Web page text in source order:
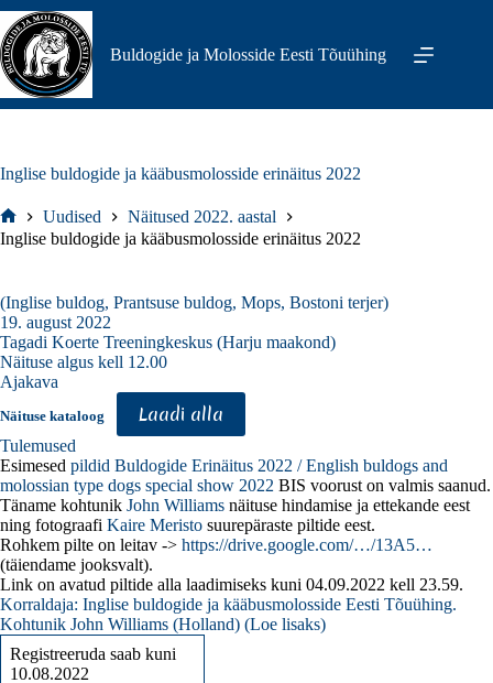
Skip
to
content
Buldogide ja Molosside Eesti Tõuühing
Inglise buldogide ja kääbusmolosside erinäitus 2022
Home
Uudised
Näitused 2022. aastal
Inglise buldogide ja kääbusmolosside erinäitus 2022
(Inglise buldog, Prantsuse buldog, Mops, Bostoni terjer)
19. august 2022
Tagadi Koerte Treeningkeskus (Harju maakond)
Näituse algus kell 12.00
Ajakava
Näituse kataloog Laadi alla
Tulemused
Esimesed pildid Buldogide Erinäitus 2022 / English buldogs and
molossian type dogs special show 2022 BIS voorust on valmis saanud.
Täname kohtunik John Williams näituse hindamise ja ettekande eest
ning fotograafi Kaire Meristo suurepäraste piltide eest.
Rohkem pilte on leitav -> https://drive.google.com/…/13A5…
(täiendame jooksvalt).
Link on avatud piltide alla laadimiseks kuni 04.09.2022 kell 23.59.
Korraldaja: Inglise buldogide ja kääbusmolosside Eesti Tõuühing.
Kohtunik John Williams (Holland) (Loe lisaks)
Registreeruda saab kuni
10.08.2022